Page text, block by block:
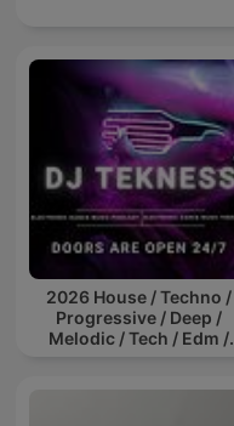
2026 House / Techno /
Progressive / Deep /
Melodic / Tech / Edm /